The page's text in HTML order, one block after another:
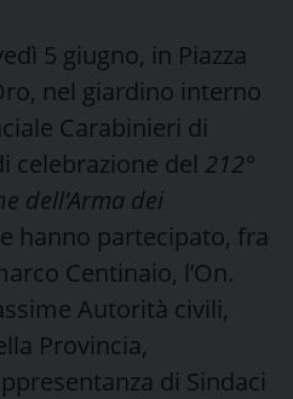
5 giugno, in Piazza
nel giardino interno
Carabinieri di
celebrazione del 212°
dell’Arma dei
hanno partecipato, fra
Centinaio, l’On.
Autorità civili,
Provincia,
di Sindaci